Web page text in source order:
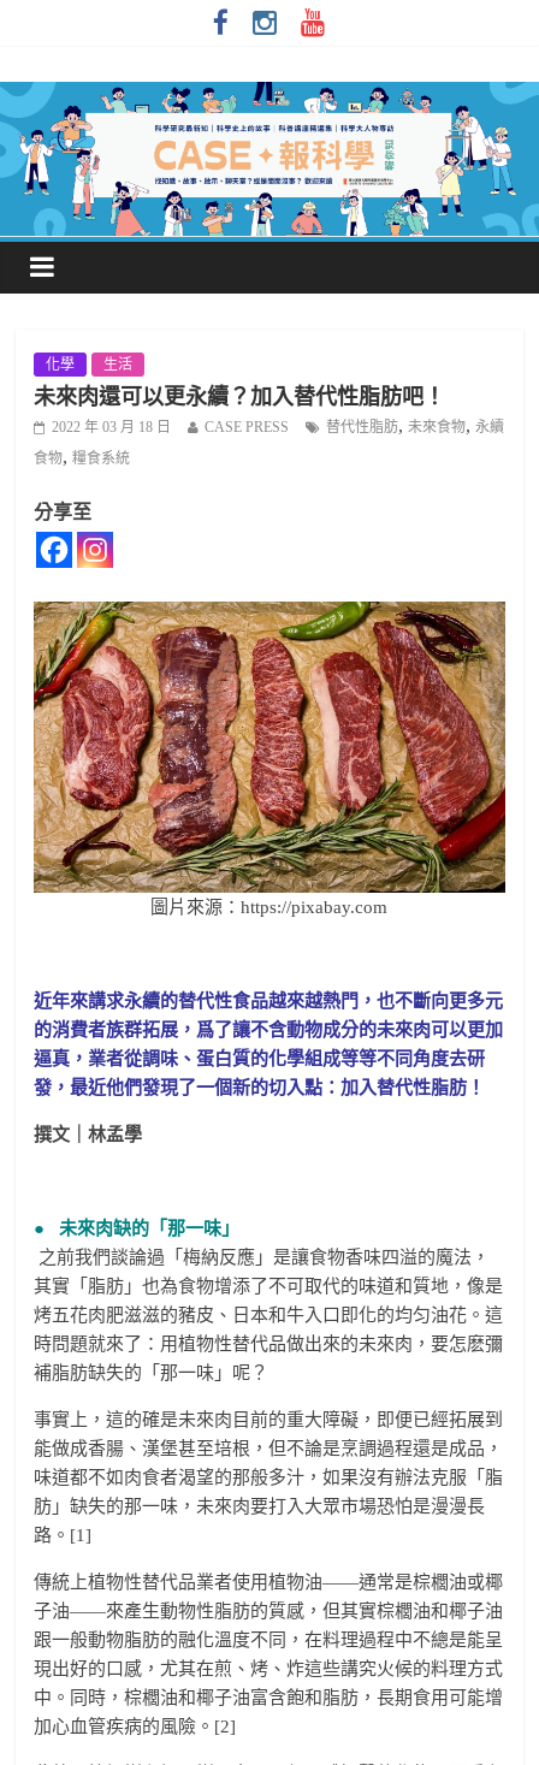
化學 生活
未來肉還可以更永續？加入替代性脂肪吧！
2022 年 03 月 18 日 CASE PRESS 替代性脂肪,未來食物,永續
食物,糧食系統
分享至
圖片來源：https://pixabay.com
近年來講求永續的替代性食品越來越熱門，也不斷向更多元
的消費者族群拓展，爲了讓不含動物成分的未來肉可以更加
逼真，業者從調味、蛋白質的化學組成等等不同角度去研
發，最近他們發現了一個新的切入點：加入替代性脂肪！
撰文｜林孟學
● 未來肉缺的「那一味」
之前我們談論過「梅納反應」是讓食物香味四溢的魔法，
其實「脂肪」也為食物增添了不可取代的味道和質地，像是
烤五花肉肥滋滋的豬皮、日本和牛入口即化的均匀油花。這
時問題就來了：用植物性替代品做出來的未來肉，要怎麽彌
補脂肪缺失的「那一味」呢？
事實上，這的確是未來肉目前的重大障礙，即便已經拓展到
能做成香腸、漢堡甚至培根，但不論是烹調過程還是成品，
味道都不如肉食者渴望的那般多汁，如果沒有辦法克服「脂
肪」缺失的那一味，未來肉要打入大眾市場恐怕是漫漫長
路。[1]
傳統上植物性替代品業者使用植物油——通常是棕櫚油或椰
子油——來產生動物性脂肪的質感，但其實棕櫚油和椰子油
跟一般動物脂肪的融化溫度不同，在料理過程中不總是能呈
現出好的口感，尤其在煎、烤、炸這些講究火候的料理方式
中。同時，棕櫚油和椰子油富含飽和脂肪，長期食用可能增
加心血管疾病的風險。[2]